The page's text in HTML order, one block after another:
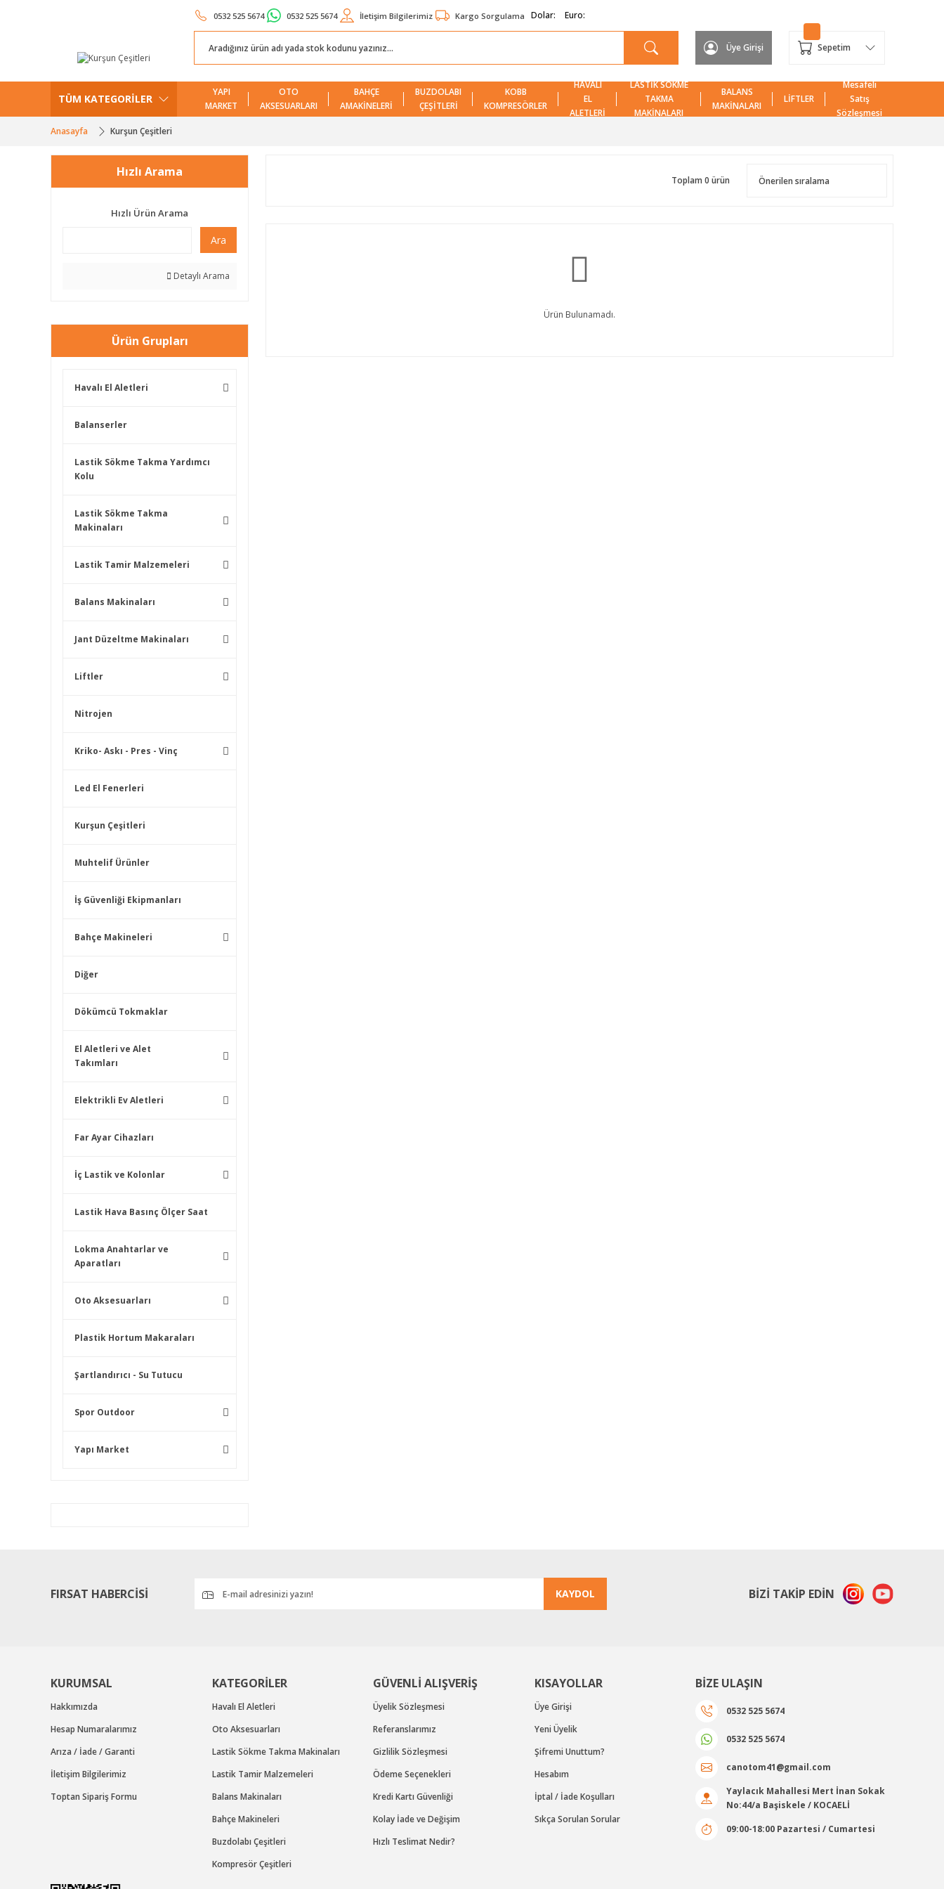
0532 525 5674 0532 525 5674 İletişim Bilgilerimiz Kargo Sorgulama Dolar: Euro:
Üye Girişi Sepetim
TÜM KATEGORİLER
YAPI
MARKET
OTO
AKSESUARLARI
BAHÇE
AMAKİNELERİ
BUZDOLABI
ÇEŞİTLERİ
KOBB
KOMPRESÖRLER
HAVALI
EL
ALETLERİ
LASTİK SÖKME
TAKMA
MAKİNALARI
BALANS
MAKİNALARI
LİFTLER
Mesafeli
Satış
Sözleşmesi
Anasayfa
Kurşun Çeşitleri
Hızlı Arama
Hızlı Ürün Arama
Ara
Detaylı Arama
Ürün Grupları
Havalı El Aletleri
Balanserler
Lastik Sökme Takma Yardımcı
Kolu
Lastik Sökme Takma
Makinaları
Lastik Tamir Malzemeleri
Balans Makinaları
Jant Düzeltme Makinaları
Liftler
Nitrojen
Kriko- Askı - Pres - Vinç
Led El Fenerleri
Kurşun Çeşitleri
Muhtelif Ürünler
İş Güvenliği Ekipmanları
Bahçe Makineleri
Diğer
Dökümcü Tokmaklar
El Aletleri ve Alet
Takımları
Elektrikli Ev Aletleri
Far Ayar Cihazları
İç Lastik ve Kolonlar
Lastik Hava Basınç Ölçer Saat
Lokma Anahtarlar ve
Aparatları
Oto Aksesuarları
Plastik Hortum Makaraları
Şartlandırıcı - Su Tutucu
Spor Outdoor
Yapı Market
Toplam 0 ürün
Ürün Bulunamadı.
FIRSAT HABERCİSİ KAYDOL BİZİ TAKİP EDİN
KURUMSAL
Hakkımızda
Hesap Numaralarımız
Arıza / İade / Garanti
İletişim Bilgilerimiz
Toptan Sipariş Formu
KATEGORİLER
Havalı El Aletleri
Oto Aksesuarları
Lastik Sökme Takma Makinaları
Lastik Tamir Malzemeleri
Balans Makinaları
Bahçe Makineleri
Buzdolabı Çeşitleri
Kompresör Çeşitleri
GÜVENLİ ALIŞVERİŞ
Üyelik Sözleşmesi
Referanslarımız
Gizlilik Sözleşmesi
Ödeme Seçenekleri
Kredi Kartı Güvenliği
Kolay İade ve Değişim
Hızlı Teslimat Nedir?
KISAYOLLAR
Üye Girişi
Yeni Üyelik
Şifremi Unuttum?
Hesabım
İptal / İade Koşulları
Sıkça Sorulan Sorular
BİZE ULAŞIN
0532 525 5674
0532 525 5674
canotom41@gmail.com
Yaylacık Mahallesi Mert İnan Sokak
No:44/a Başiskele / KOCAELİ
09:00-18:00 Pazartesi / Cumartesi